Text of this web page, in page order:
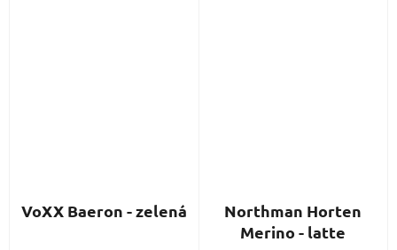
VoXX Baeron - zelená
Northman Horten
Merino - latte